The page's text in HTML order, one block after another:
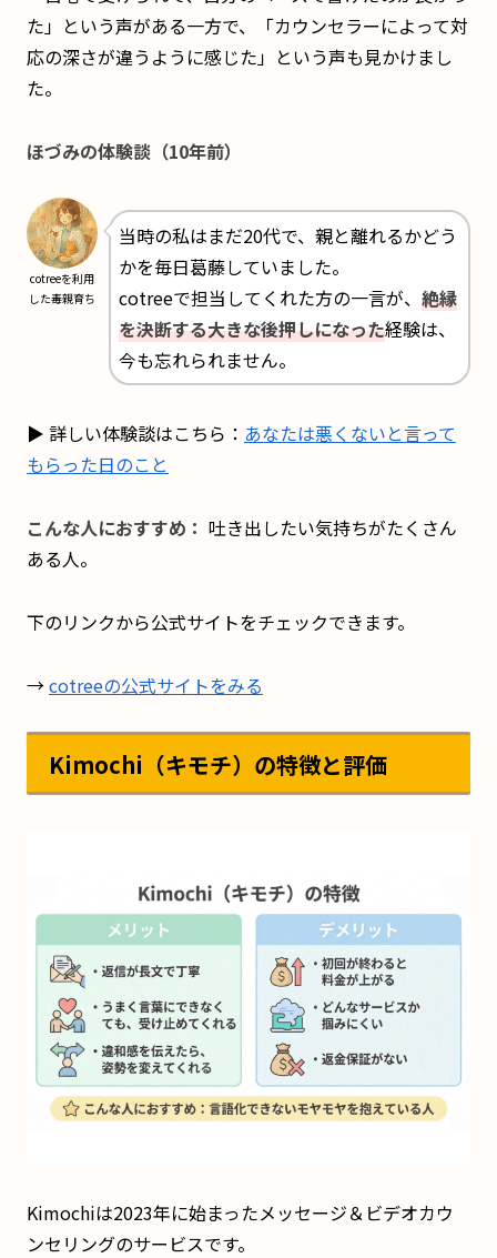
た」という声がある一方で、「カウンセラーによって対
応の深さが違うように感じた」という声も見かけまし
た。
ほづみの体験談（10年前）
cotreeを利用
した毒親育ち
当時の私はまだ20代で、親と離れるかどう
かを毎日葛藤していました。
cotreeで担当してくれた方の一言が、 絶縁
を決断する大きな後押しになった経験は、
今も忘れられません。
▶ 詳しい体験談はこちら： あなたは悪くないと言って
もらった日のこと
こんな人におすすめ： 吐き出したい気持ちがたくさん
ある人。
下のリンクから公式サイトをチェックできます。
→cotreeの公式サイトをみる
Kimochi（キモチ）の特徴と評価
Kimochiは2023年に始まったメッセージ＆ビデオカウ
ンセリングのサービスです。